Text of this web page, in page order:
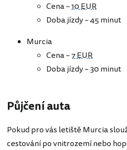
Cena –10 EUR
Doba jízdy – 45 minut
Murcia
Cena –7 EUR
Doba jízdy – 30 minut
Půjčení auta
Pokud pro vás letiště Murcia
cestování po vnitrozemí nebo